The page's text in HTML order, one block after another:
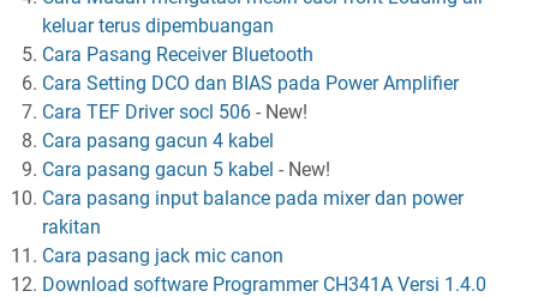
keluar terus dipembuangan
Cara Pasang Receiver Bluetooth
Cara Setting DCO dan BIAS pada Power Amplifier
Cara TEF Driver socl 506 - New!
Cara pasang gacun 4 kabel
Cara pasang gacun 5 kabel - New!
Cara pasang input balance pada mixer dan power
rakitan
Cara pasang jack mic canon
Download software Programmer CH341A Versi 1.4.0